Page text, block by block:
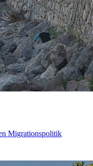
Migrationspolitik